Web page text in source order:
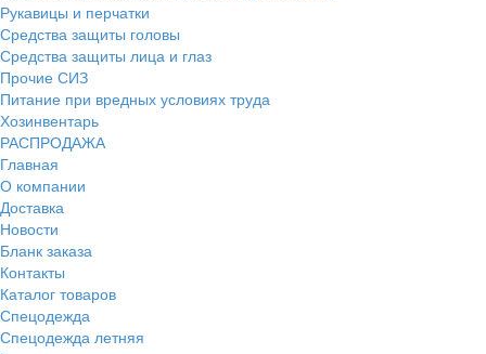
Рукавицы и перчатки
Средства защиты головы
Средства защиты лица и глаз
Прочие СИЗ
Питание при вредных условиях труда
Хозинвентарь
РАСПРОДАЖА
Главная
О компании
Доставка
Новости
Бланк заказа
Контакты
Каталог товаров
Спецодежда
Спецодежда летняя